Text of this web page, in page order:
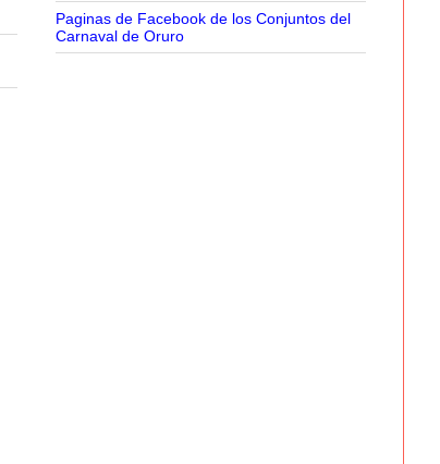
Paginas de Facebook de los Conjuntos del
Carnaval de Oruro